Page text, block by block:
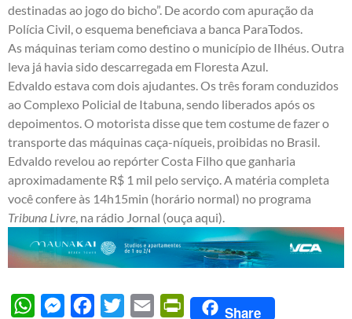
destinadas ao jogo do bicho”. De acordo com apuração da
Polícia Civil, o esquema beneficiava a banca ParaTodos.
As máquinas teriam como destino o município de Ilhéus. Outra
leva já havia sido descarregada em Floresta Azul.
Edvaldo estava com dois ajudantes. Os três foram conduzidos
ao Complexo Policial de Itabuna, sendo liberados após os
depoimentos. O motorista disse que tem costume de fazer o
transporte das máquinas caça-níqueis, proibidas no Brasil.
Edvaldo revelou ao repórter Costa Filho que ganharia
aproximadamente R$ 1 mil pelo serviço. A matéria completa
você confere às 14h15min (horário normal) no programa
Tribuna Livre, na rádio Jornal (ouça aqui).
WhatsAppMessengerFacebook
Twitter Email PrintFriendly
Share